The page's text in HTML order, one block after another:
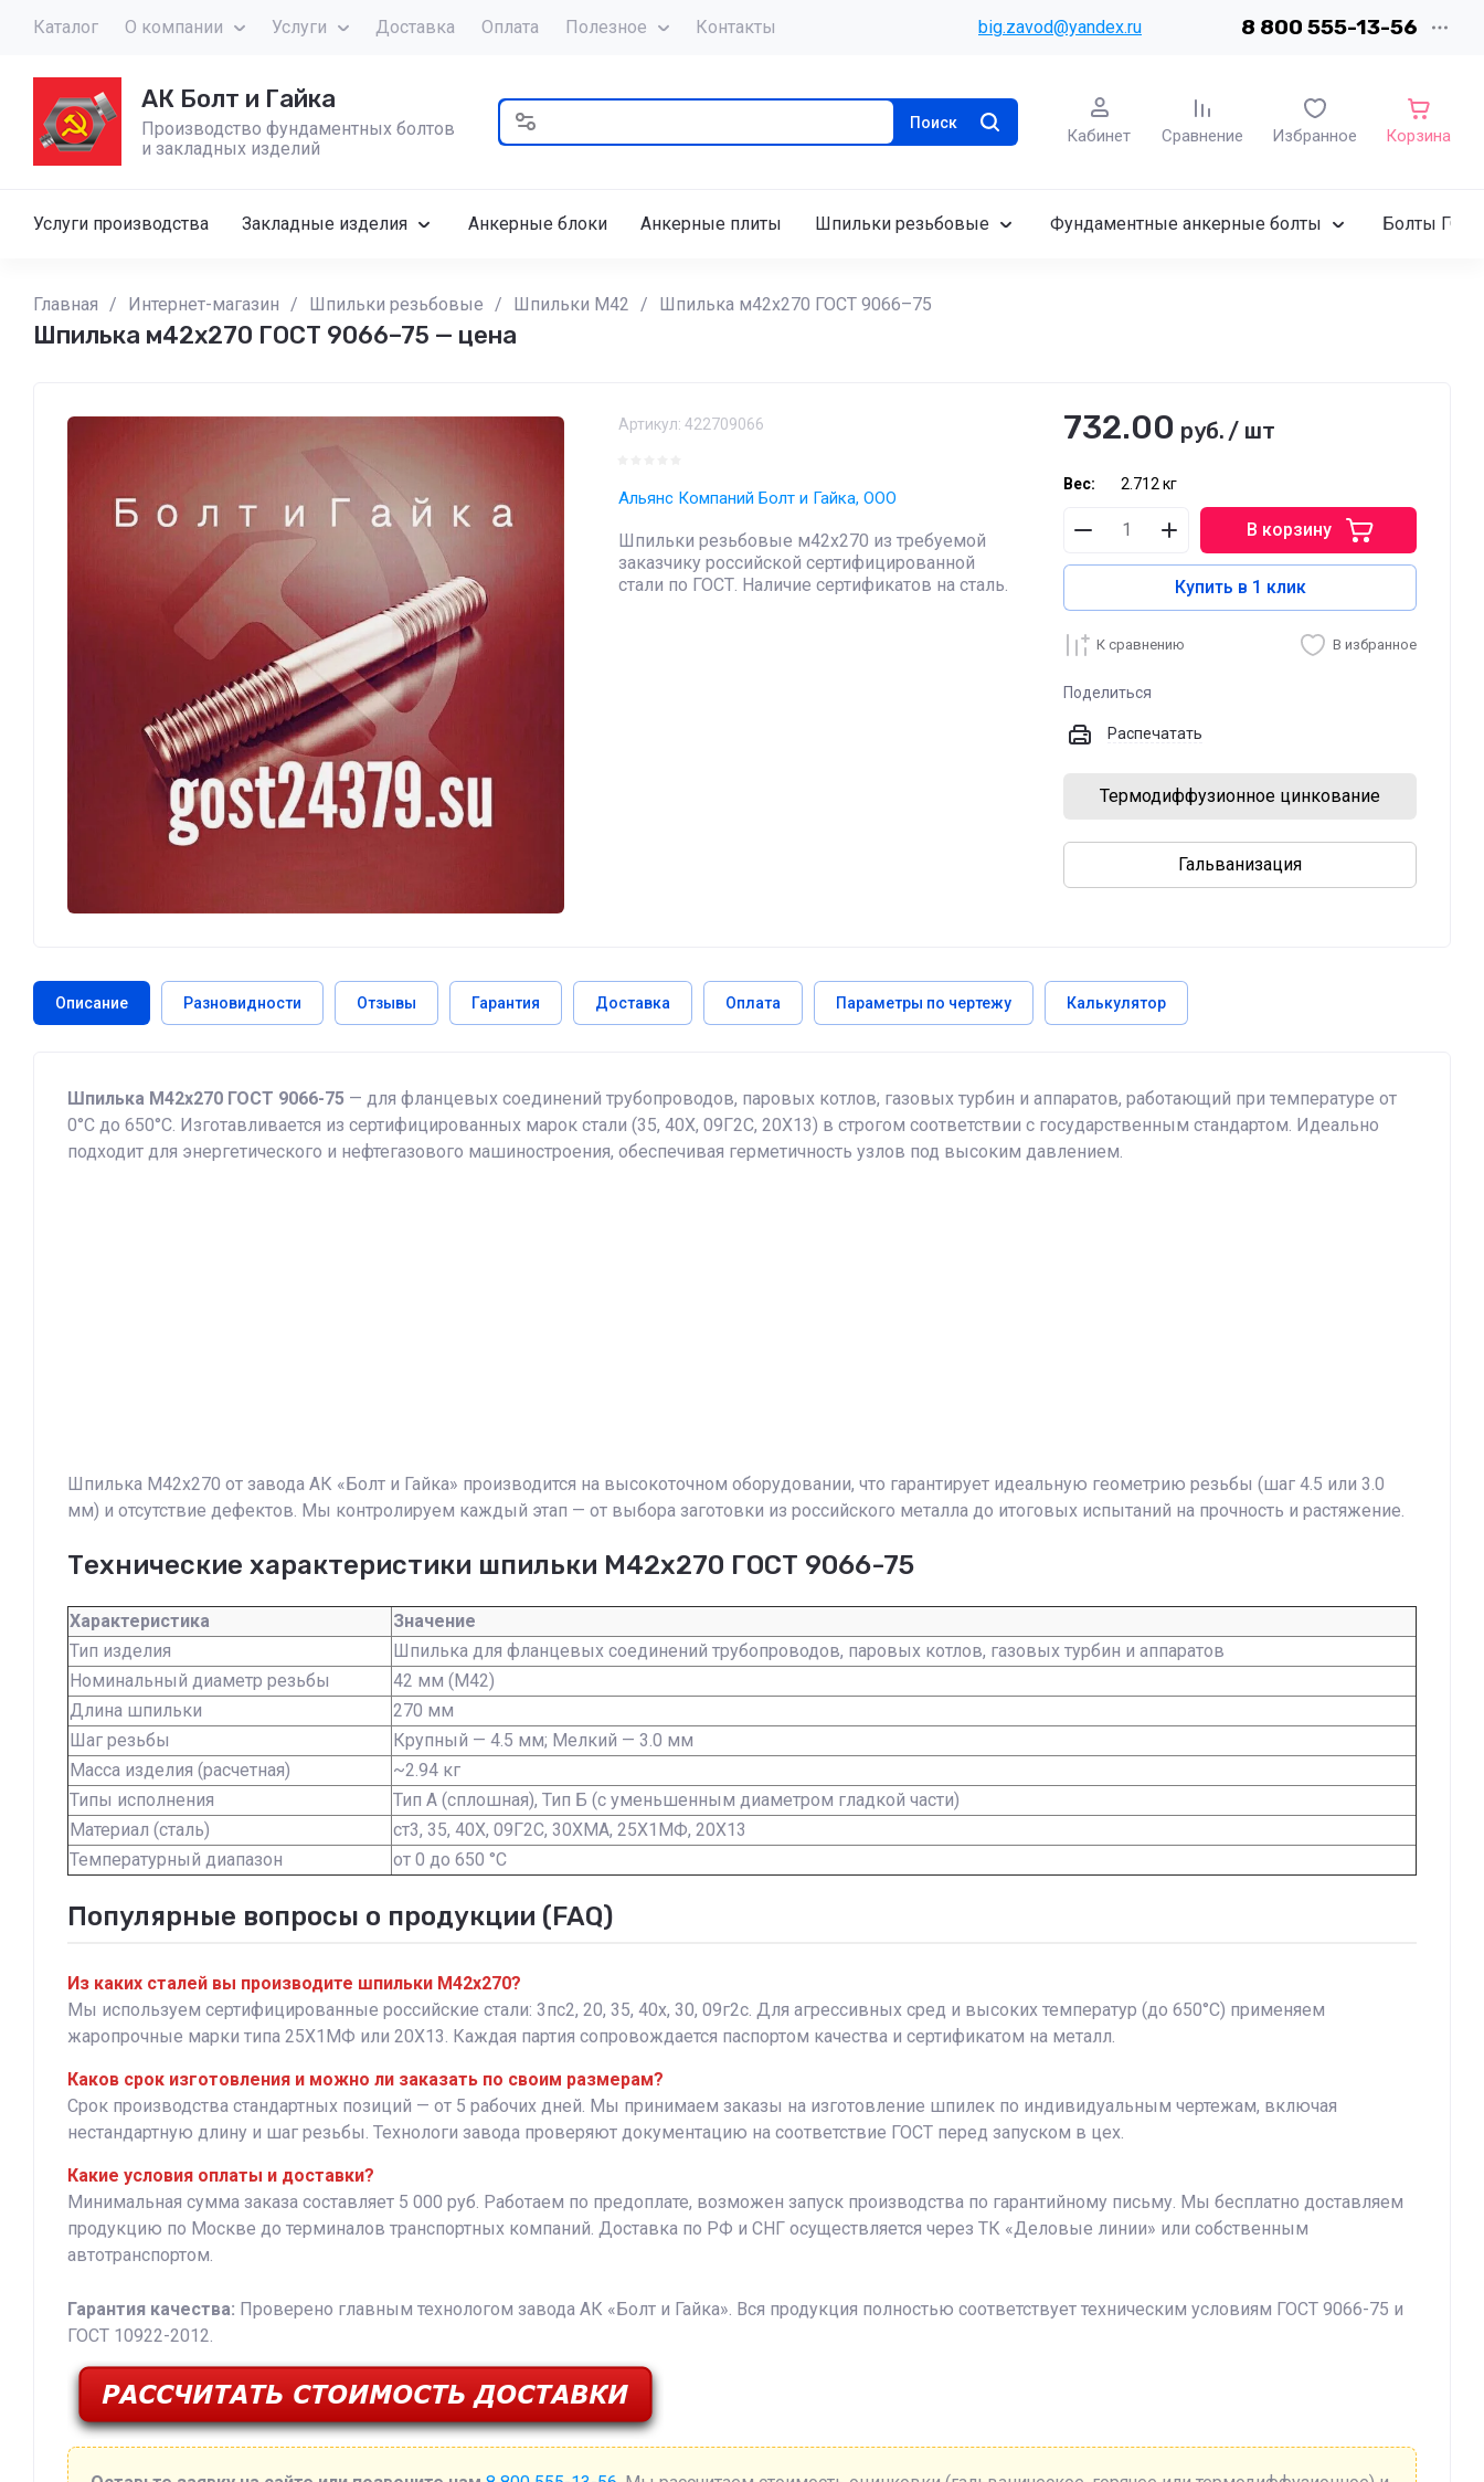
Каталог О компании Услуги Доставка Оплата Полезное Контакты big.zavod@yandex.ru 8 800 555-13-56
АК Болт и Гайка
Производство фундаментных болтов
и закладных изделий
Поиск
Кабинет Сравнение Избранное Корзина
Услуги производства Закладные изделия Анкерные блоки Анкерные плиты Шпильки резьбовые Фундаментные анкерные болты Болты
Главная / Интернет-магазин / Шпильки резьбовые / Шпильки М42 / Шпилька м42х270 ГОСТ 9066–75
Шпилька м42х270 ГОСТ 9066–75 — цена
Артикул: 422709066
Альянс Компаний Болт и Гайка, ООО
Шпильки резьбовые м42х270 из требуемой
заказчику российской сертифицированной
стали по ГОСТ. Наличие сертификатов на сталь.
732.00 руб. / шт
Вес: 2.712 кг
В корзину
Купить в 1 клик
К сравнению В избранное
Поделиться
Распечатать
Термодиффузионное цинкование
Гальванизация
Описание Разновидности Отзывы Гарантия Доставка Оплата Параметры по чертежу Калькулятор
Шпилька М42х270 ГОСТ 9066-75 — для фланцевых соединений трубопроводов, паровых котлов, газовых турбин и аппаратов, работающий при температуре от
0°C до 650°C. Изготавливается из сертифицированных марок стали (35, 40Х, 09Г2С, 20Х13) в строгом соответствии с государственным стандартом. Идеально
подходит для энергетического и нефтегазового машиностроения, обеспечивая герметичность узлов под высоким давлением.
Шпилька М42х270 от завода АК «Болт и Гайка» производится на высокоточном оборудовании, что гарантирует идеальную геометрию резьбы (шаг 4.5 или 3.0
мм) и отсутствие дефектов. Мы контролируем каждый этап — от выбора заготовки из российского металла до итоговых испытаний на прочность и растяжение.
Технические характеристики шпильки М42х270 ГОСТ 9066-75
Характеристика
Значение
Тип изделия
Шпилька для фланцевых соединений трубопроводов, паровых котлов, газовых турбин и аппаратов
Номинальный диаметр резьбы
42 мм (М42)
Длина шпильки
270 мм
Шаг резьбы
Крупный — 4.5 мм; Мелкий — 3.0 мм
Масса изделия (расчетная)
~2.94 кг
Типы исполнения
Тип А (сплошная), Тип Б (с уменьшенным диаметром гладкой части)
Материал (сталь)
ст3, 35, 40Х, 09Г2С, 30ХМА, 25Х1МФ, 20Х13
Температурный диапазон
от 0 до 650 °C
Популярные вопросы о продукции (FAQ)
Из каких сталей вы производите шпильки М42х270?
Мы используем сертифицированные российские стали: 3пс2, 20, 35, 40х, 30, 09г2с. Для агрессивных сред и высоких температур (до 650°C) применяем
жаропрочные марки типа 25Х1МФ или 20Х13. Каждая партия сопровождается паспортом качества и сертификатом на металл.
Каков срок изготовления и можно ли заказать по своим размерам?
Срок производства стандартных позиций — от 5 рабочих дней. Мы принимаем заказы на изготовление шпилек по индивидуальным чертежам, включая
нестандартную длину и шаг резьбы. Технологи завода проверяют документацию на соответствие ГОСТ перед запуском в цех.
Какие условия оплаты и доставки?
Минимальная сумма заказа составляет 5 000 руб. Работаем по предоплате, возможен запуск производства по гарантийному письму. Мы бесплатно доставляем
продукцию по Москве до терминалов транспортных компаний. Доставка по РФ и СНГ осуществляется через ТК «Деловые линии» или собственным
автотранспортом.
Гарантия качества: Проверено главным технологом завода АК «Болт и Гайка». Вся продукция полностью соответствует техническим условиям ГОСТ 9066-75 и
ГОСТ 10922-2012.